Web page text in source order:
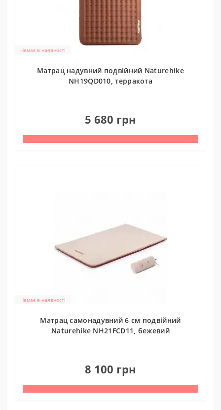
Немає в наявності
Матрац надувний подвійний Naturehike
NH19QD010, терракота
5 680 грн
Немає в наявності
Матрац самонадувний 6 см подвійний
Naturehike NH21FCD11, бежевий
8 100 грн